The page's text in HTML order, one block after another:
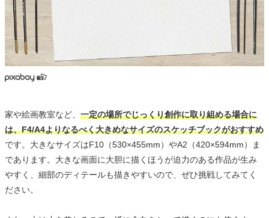
家や絵画教室など、 一定の場所でじっくり創作に取り組める場合に
は、F4/A4よりなるべく大きめなサイズのスケッチブックがおすすめ
です。大きなサイズはF10（530×455mm）やA2（420×594mm）ま
であります。大きな画面に大胆に描くほうが迫力のある作品が生み
やすく、細部のディテールも描きやすいので、ぜひ挑戦してみてく
ださい。